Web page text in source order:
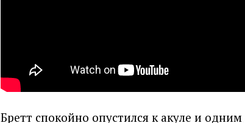
Бретт спокойно опустился к акуле и